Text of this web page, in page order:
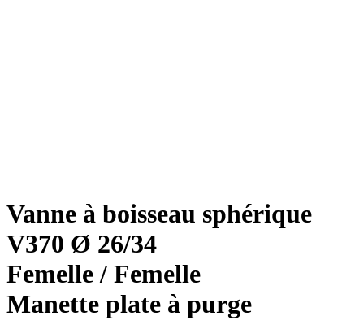
Vanne à boisseau sphérique
V370 Ø 26/34
Femelle / Femelle
Manette plate à purge